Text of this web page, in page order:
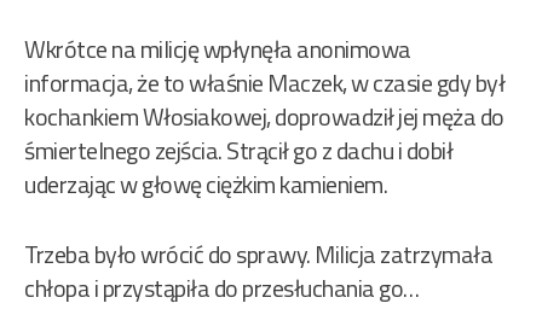
Wkrótce na milicję wpłynęła anonimowa
informacja, że to właśnie Maczek, w czasie gdy był
kochankiem Włosiakowej, doprowadził jej męża do
śmiertelnego zejścia. Strącił go z dachu i dobił
uderzając w głowę ciężkim kamieniem.
Trzeba było wrócić do sprawy. Milicja zatrzymała
chłopa i przystąpiła do przesłuchania go…